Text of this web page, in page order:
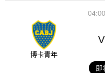
04:00
博卡青年
V
即